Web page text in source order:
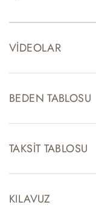
VIDEOLAR
BEDEN TABLOSU
TAKSIT TABLOSU
KILAVUZ